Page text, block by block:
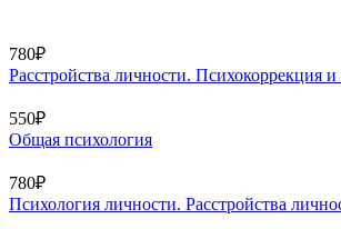
780₽
Расстройства личности. Психокоррекция и
550₽
Общая психология
780₽
Психология личности. Расстройства